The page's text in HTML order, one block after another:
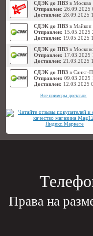
СДЭК до ПВЗ в Москва
Отправлен: 26.09.2025
Доставлен: 28.09.2025
СДЭК до ПВЗ в Майкоп
Отправлен: 15.05.2025
Доставлен: 19.05.2025
СДЭК до ПВЗ в
Отправлен: 17.03.2025
Доставлен: 21.03.2025
СДЭК до ПВЗ в Санкт-
Отправлен: 09.03.2025
Доставлен: 12.03.2025
Все примеры доставок
Права на